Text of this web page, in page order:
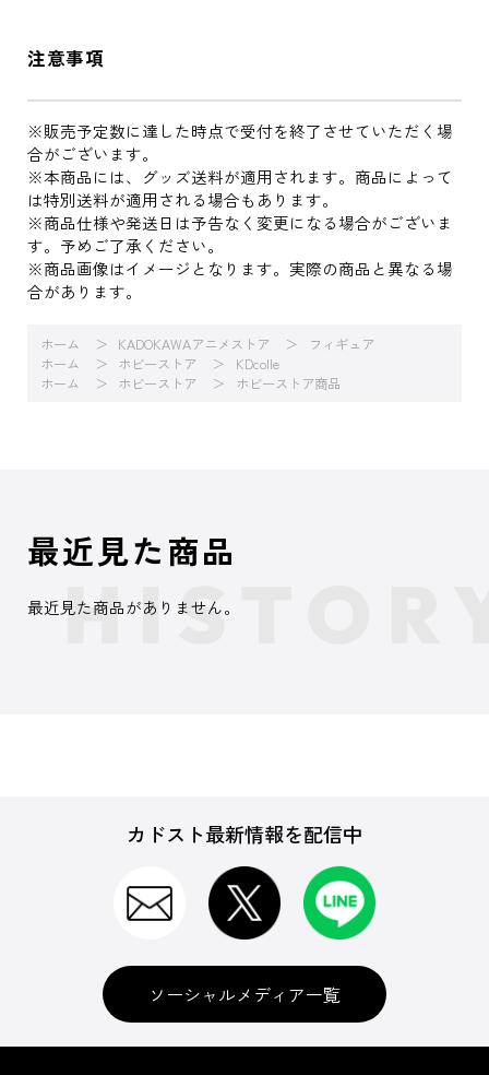
注意事項
※販売予定数に達した時点で受付を終了させていただく場
合がございます。
※本商品には、グッズ送料が適用されます。商品によって
は特別送料が適用される場合もあります。
※商品仕様や発送日は予告なく変更になる場合がございま
す。予めご了承ください。
※商品画像はイメージとなります。実際の商品と異なる場
合があります。
ホーム KADOKAWAアニメストア
フィギュア
ホーム
ホビーストア
KDcolle
ホーム
ホビーストア ホビーストア商品
最近見た商品
最近見た商品がありません。
カドスト最新情報を配信中
ソーシャルメディア一覧